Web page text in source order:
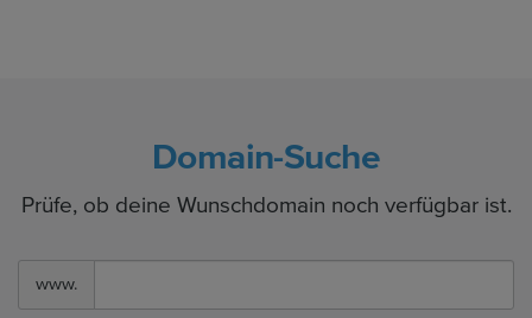
Domain-Suche
Prüfe, ob deine Wunschdomain noch verfügbar ist.
www.